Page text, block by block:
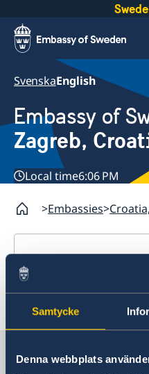
Samtycke
Denna webbplats
SvenskaEnglish
Embassy of
Zagreb,
Local time6:06 PM
Embassies
Croatia, Zagreb
Contact & opening
About us
News
Sweden in